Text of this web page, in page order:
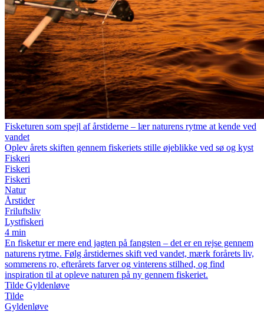
Fisketuren som spejl af årstiderne – lær naturens rytme at kende ved
vandet
Oplev årets skiften gennem fiskeriets stille øjeblikke ved sø og kyst
Fiskeri
Fiskeri
Fiskeri
Natur
Årstider
Friluftsliv
Lystfiskeri
4 min
En fisketur er mere end jagten på fangsten – det er en rejse gennem
naturens rytme. Følg årstidernes skift ved vandet, mærk forårets liv,
sommerens ro, efterårets farver og vinterens stilhed, og find
inspiration til at opleve naturen på ny gennem fiskeriet.
Tilde Gyldenløve
Tilde
Gyldenløve